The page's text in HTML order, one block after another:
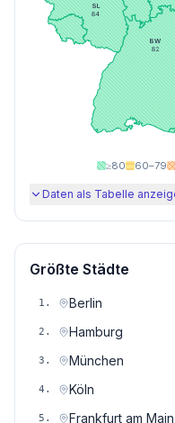
BW
82
SL
84
≥80 60–79
Daten als Tabelle
Größte Städte
1 . Berlin
2 . Hamburg
3 . München
4 . Köln
5 . Frankfurt am Main